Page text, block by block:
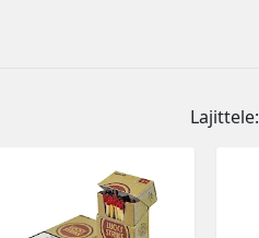
Lajittele: